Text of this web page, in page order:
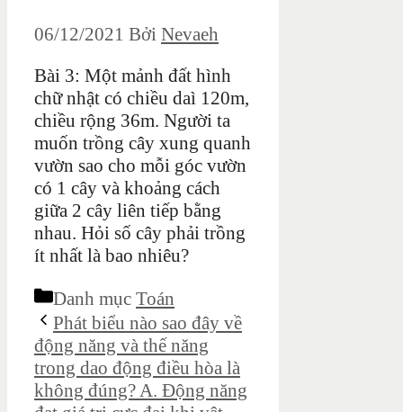
06/12/2021 Bởi Nevaeh
Bài 3: Một mảnh đất hình
chữ nhật có chiều daì 120m,
chiều rộng 36m. Người ta
muốn trồng cây xung quanh
vườn sao cho mỗi góc vườn
có 1 cây và khoảng cách
giữa 2 cây liên tiếp bằng
nhau. Hỏi số cây phải trồng
ít nhất là bao nhiêu?
Danh mục Toán
Phát biểu nào sao đây về
động năng và thế năng
trong dao động điều hòa là
không đúng? A. Động năng